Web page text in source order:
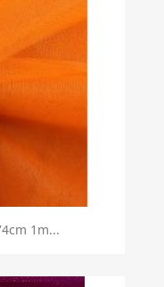
1m...